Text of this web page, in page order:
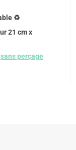
♻️
21 cm x
sans perçage